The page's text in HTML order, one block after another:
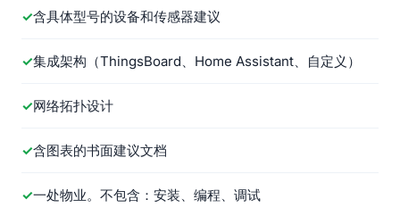
含具体型号的设备和传感器建议
集成架构（ThingsBoard、Home Assistant、自定义）
网络拓扑设计
含图表的书面建议文档
一处物业。不包含：安装、编程、调试